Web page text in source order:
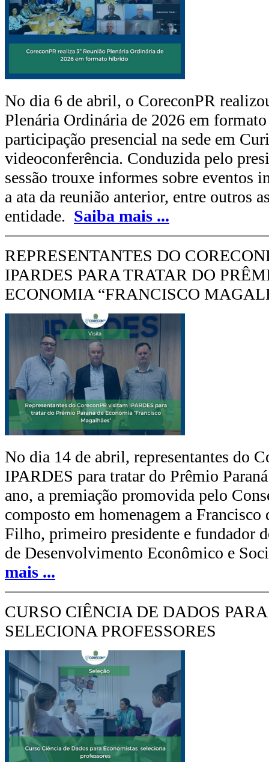
No dia 6 de abril, o CoreconPR
Plenária Ordinária de 2026 em
participação presencial na sede em
videoconferência. Conduzida pelo
sessão trouxe informes sobre eventos
a ata da reunião anterior, entre outros
entidade. Saiba mais ...
REPRESENTANTES DO
IPARDES PARA TRATAR DO
ECONOMIA “FRANCISCO
No dia 14 de abril, representantes do
IPARDES para tratar do Prêmio
ano, a premiação promovida pelo
composto em homenagem a Francisco
Filho, primeiro presidente e fundador
de Desenvolvimento Econômico e
mais ...
CURSO CIÊNCIA DE DADOS
SELECIONA PROFESSORES